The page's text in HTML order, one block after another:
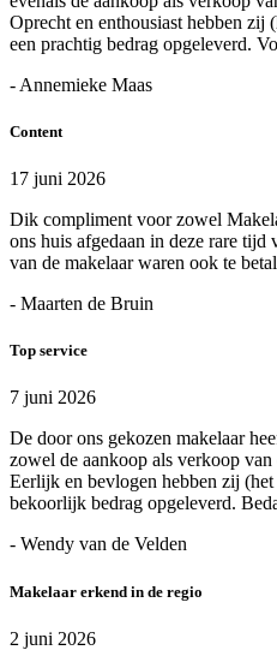
Oprecht en enthousiast hebben zij
een prachtig bedrag opgeleverd.
- Annemieke Maas
Content
17 juni 2026
Dik compliment voor zowel
ons huis afgedaan in deze rare
van de makelaar waren ook te
- Maarten de Bruin
Top service
7 juni 2026
De door ons gekozen makelaar
zowel de aankoop als verkoop
Eerlijk en bevlogen hebben zij (het
bekoorlijk bedrag opgeleverd.
- Wendy van de Velden
Makelaar erkend in de regio
2 juni 2026